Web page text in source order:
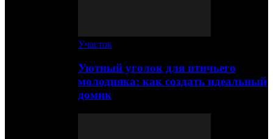
Участок
Уютный уголок для птичьего
молодняка: как создать идеальный
домик